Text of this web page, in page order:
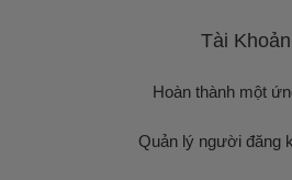
Tài Khoản
Hoàn thành một
Quản lý người đăng